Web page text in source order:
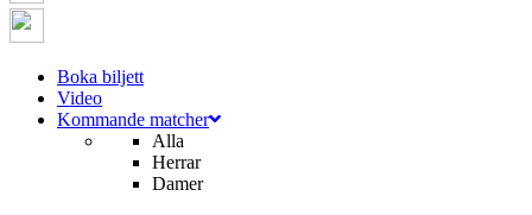
Boka biljett
Video
Kommande matcher
Alla
Herrar
Damer